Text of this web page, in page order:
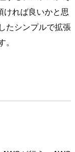
ければ良いかと思
たシンプルで拡張